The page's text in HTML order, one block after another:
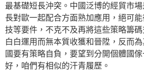
最基礎短長沖突。中國泛博的經貿市
長對歐一起配合方面熟加應用，絕可
技等要件，不克不及再將這些策略籌
白白運用而無本質收獲和晉陞，反而
國要有策略自負，要望到分開個體國
好，咱們有相似的汗青履歷。